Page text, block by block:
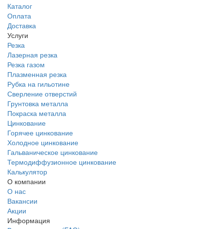
Каталог
Оплата
Доставка
Услуги
Резка
Лазерная резка
Резка газом
Плазменная резка
Рубка на гильотине
Сверление отверстий
Грунтовка металла
Покраска металла
Цинкование
Горячее цинкование
Холодное цинкование
Гальваническое цинкование
Термодиффузионное цинкование
Калькулятор
О компании
О нас
Вакансии
Акции
Информация